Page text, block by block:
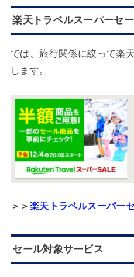
楽天トラベルスーパーセ
では、旅行関係に絞って楽
します。
＞＞ 楽天トラベルスーパー
セール対象サービス